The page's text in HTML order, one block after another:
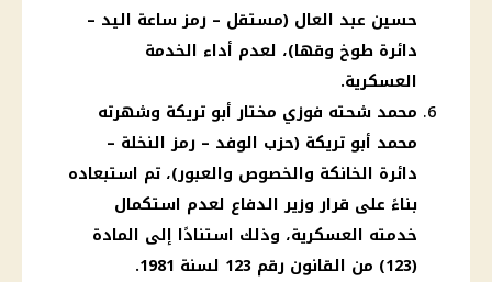
حسين عبد العال (مستقل – رمز ساعة اليد –
دائرة طوخ وقها)، لعدم أداء الخدمة
العسكرية.
محمد شحته فوزي مختار أبو تريكة وشهرته
محمد أبو تريكة (حزب الوفد – رمز النخلة –
دائرة الخانكة والخصوص والعبور)، تم استبعاده
بناءً على قرار وزير الدفاع لعدم استكمال
خدمته العسكرية، وذلك استنادًا إلى المادة
(123) من القانون رقم 123 لسنة 1981.